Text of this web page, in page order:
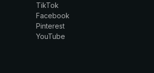
TikTok
Facebook
Pinterest
YouTube